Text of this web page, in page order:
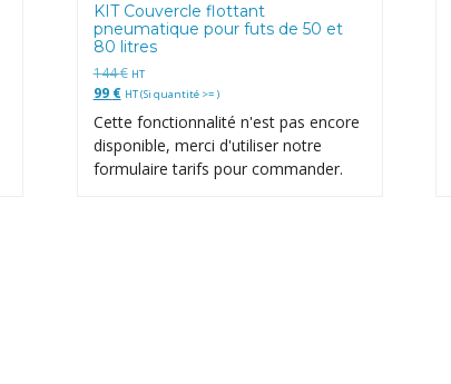
KIT Couvercle flottant
pneumatique pour futs de 50 et
80 litres
144€ HT
99 € HT (Si quantité >= )
Cette fonctionnalité n'est pas encore
disponible, merci d'utiliser notre
formulaire tarifs pour commander.